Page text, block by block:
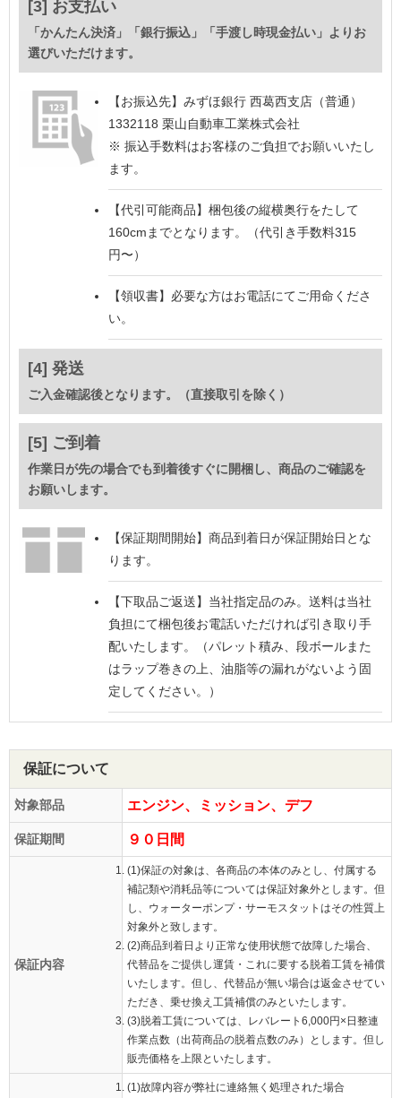
[3] お支払い
「かんたん決済」「銀行振込」「手渡し時現金払い」よりお
選びいただけます。
【お振込先】 みずほ銀行 西葛西支店（普通）
1332118 栗山自動車工業株式会社
※ 振込手数料はお客様のご負担でお願いいたし
ます。
【代引可能商品】 梱包後の縦横奥行をたして
160cmまでとなります。（代引き手数料315
円〜）
【領収書】 必要な方はお電話にてご用命くださ
い。
[4] 発送
ご入金確認後となります。（直接取引を除く）
[5] ご到着
作業日が先の場合でも到着後すぐに開梱し、商品のご確認を
お願いします。
【保証期間開始】 商品到着日が保証開始日とな
ります。
【下取品ご返送】 当社指定品のみ。送料は当社
負担にて梱包後お電話いただければ引き取り手
配いたします。（パレット積み、段ボールまた
はラップ巻きの上、油脂等の漏れがないよう固
定してください。）
保証について
対象部品 エンジン、ミッション、デフ
保証期間 ９０日間
保証内容
(1)保証の対象は、各商品の本体のみとし、付属する
補記類や消耗品等については保証対象外とします。但
し、ウォーターポンプ・サーモスタットはその性質上
対象外と致します。
(2)商品到着日より正常な使用状態で故障した場合、
代替品をご提供し運賃・これに要する脱着工賃を補償
いたします。但し、代替品が無い場合は返金させてい
ただき、乗せ換え工賃補償のみといたします。
(3)脱着工賃については、レバレート6,000円×日整連
作業点数（出荷商品の脱着点数のみ）とします。但し
販売価格を上限といたします。
(1)故障内容が弊社に連絡無く処理された場合